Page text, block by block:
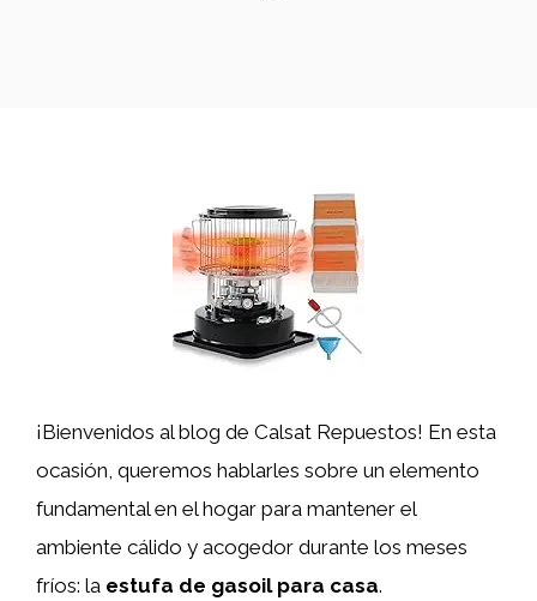
¡Bienvenidos al blog de Calsat Repuestos! En esta
ocasión, queremos hablarles sobre un elemento
fundamental en el hogar para mantener el
ambiente cálido y acogedor durante los meses
fríos: la estufa de gasoil para casa.